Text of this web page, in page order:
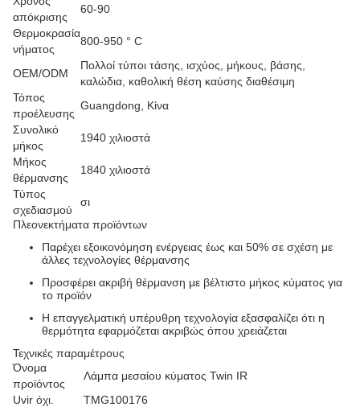
απόκρισης
60-90
Θερμοκρασία
νήματος
800-950 ° C
OEM/ODM
Πολλοί τύποι τάσης, ισχύος, μήκους, βάσης,
καλώδια, καθολική θέση καύσης διαθέσιμη
Τόπος
προέλευσης
Guangdong, Κίνα
Συνολικό
μήκος
1940 χιλιοστά
Μήκος
θέρμανσης
1840 χιλιοστά
Τύπος
σχεδιασμού
σι
Πλεονεκτήματα προϊόντων
Παρέχει εξοικονόμηση ενέργειας έως και 50% σε σχέση με
άλλες τεχνολογίες θέρμανσης
Προσφέρει ακριβή θέρμανση με βέλτιστο μήκος κύματος για
το προϊόν
Η επαγγελματική υπέρυθρη τεχνολογία εξασφαλίζει ότι η
θερμότητα εφαρμόζεται ακριβώς όπου χρειάζεται
Τεχνικές παραμέτρους
Όνομα
προϊόντος
Λάμπα μεσαίου κύματος Twin IR
Uvir όχι.
TMG100176